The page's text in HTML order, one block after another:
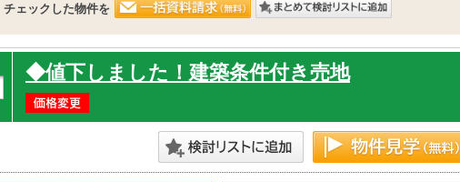
チェックした物件を
◆値下しました！建築条件付き売地